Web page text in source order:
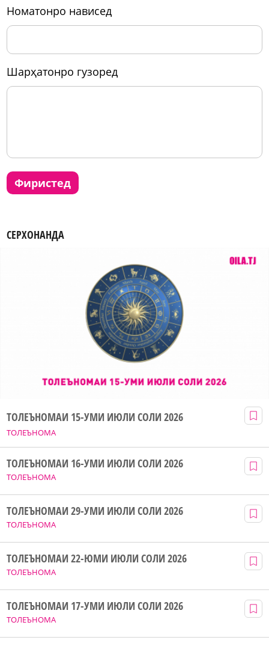
номатонро нависед
шарҳатонро гузоред
фиристед
СЕРХОНАНДА
ТОЛЕЪНОМА
ТОЛЕЪНОМАИ 15-УМИ ИЮЛИ СОЛИ 2026
ТОЛЕЪНОМА
ТОЛЕЪНОМАИ 16-УМИ ИЮЛИ СОЛИ 2026
ТОЛЕЪНОМА
ТОЛЕЪНОМАИ 29-УМИ ИЮЛИ СОЛИ 2026
ТОЛЕЪНОМА
ТОЛЕЪНОМАИ 22-ЮМИ ИЮЛИ СОЛИ 2026
ТОЛЕЪНОМА
ТОЛЕЪНОМАИ 17-УМИ ИЮЛИ СОЛИ 2026